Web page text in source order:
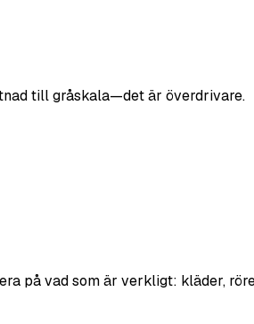
till gråskala—det är överdrivare.
på vad som är verkligt: kläder,